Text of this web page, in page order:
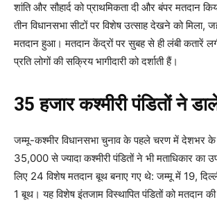
शांति और सौहार्द को प्राथमिकता दी और बंपर मतदान
तीन विधानसभा सीटों पर विशेष उत्साह देखने को मिला,
मतदान हुआ। मतदान केंद्रों पर सुबह से ही लंबी कतारें
प्रति लोगों की सक्रिय भागीदारी को दर्शाती हैं।
35 हजार कश्मीरी पंडितों ने
जम्मू-कश्मीर विधानसभा चुनाव के पहले चरण में देशभर के
35,000 से ज्यादा कश्मीरी पंडितों ने भी मताधिकार का
लिए 24 विशेष मतदान बूथ बनाए गए थे: जम्मू में 19,
1 बूथ। यह विशेष इंतजाम विस्थापित पंडितों को मतदान